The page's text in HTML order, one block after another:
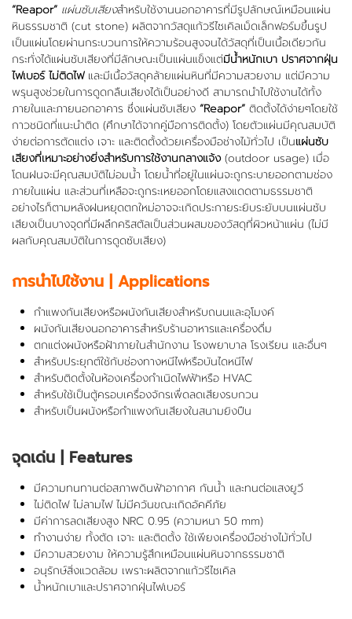
“Reapor” แผ่นซับเสียงสำหรับใช้งานนอกอาคารที่มีรูปลักษณ์เหมือนแผ่น
หินธรรมชาติ (cut stone) ผลิตจากวัสดุแก้วรีไซเคิลเม็ดเล็กฟอร์มขึ้นรูป
เป็นแผ่นโดยผ่านกระบวนการให้ความร้อนสูงจนได้วัสดุที่เป็นเนื้อเดียวกัน
กระทั่งได้แผ่นซับเสียงที่มีลักษณะเป็นแผ่นแข็งแต่มีน้ำหนักเบา ปราศจากฝุ่น
ไฟเบอร์ ไม่ติดไฟและมีเนื้อวัสดุคล้ายแผ่นหินที่มีความสวยงาม แต่มีความ
พรุนสูงช่วยในการดูดกลืนเสียงได้เป็นอย่างดี สามารถนำไปใช้งานได้ทั้ง
ภายในและภายนอกอาคาร ซึ่งแผ่นซับเสียง “Reapor” ติดตั้งได้ง่ายๆโดยใช้
กาวชนิดที่แนะนำติด (ศึกษาได้จากคู่มือการติดตั้ง) โดยตัวแผ่นมีคุณสมบัติ
ง่ายต่อการตัดแต่ง เจาะ และติดตั้งด้วยเครื่องมือช่างไม้ทั่วไป เป็นแผ่นซับ
เสียงที่เหมาะอย่างยิ่งสำหรับการใช้งานกลางแจ้ง(outdoor usage) เมื่อ
โดนฝนจะมีคุณสมบัติไม่อมน้ำ โดยน้ำที่อยู่ในแผ่นจะถูกระบายออกตามช่อง
ภายในแผ่น และส่วนที่เหลือจะถูกระเหยออกโดยแสงแดดตามธรรมชาติ
อย่างไรก็ตามหลังฝนหยุดตกใหม่อาจจะเกิดประกายระยิบระยับบนแผ่นซับ
เสียงเป็นบางจุดที่มีผลึกคริสตัลเป็นส่วนผสมของวัสดุที่ผิวหน้าแผ่น (ไม่มี
ผลกับคุณสมบัติในการดูดซับเสียง)
การนำไปใช้งาน | Applications
กำแพงกันเสียงหรือผนังกันเสียงสำหรับถนนและอุโมงค์
ผนังกันเสียงนอกอาคารสำหรับร้านอาหารและเครื่องดื่ม
ตกแต่งผนังหรือฝ้าภายในสำนักงาน โรงพยาบาล โรงเรียน และอื่นๆ
สำหรับประยุกต์ใช้กับช่องทางหนีไฟหรือบันไดหนีไฟ
สำหรับติดตั้งในห้องเครื่องกำเนิดไฟฟ้าหรือ HVAC
สำหรับใช้เป็นตู้ครอบเครื่องจักรเพื่ดลดเสียงรบกวน
สำหรับเป็นผนังหรือกำแพงกันเสียงในสนามยิงปืน
จุดเด่น | Features
มีความทนทานต่อสภาพดินฟ้าอากาศ กันน้ำ และทนต่อแสงยูวี
ไม่ติดไฟ ไม่ลามไฟ ไม่มีควันขณะเกิดอัคคีภัย
มีค่าการลดเสียงสูง NRC 0.95 (ความหนา 50 mm)
ทำงานง่าย ทั้งตัด เจาะ และติดตั้ง ใช้เพียงเครื่องมือช่างไม้ทั่วไป
มีความสวยงาม ให้ความรู้สึกเหมือนแผ่นหินจากธรรมชาติ
อนุรักษ์สิ่งแวดล้อม เพราะผลิตจากแก้วรีไซเคิล
น้ำหนักเบาและปราศจากฝุ่นไฟเบอร์